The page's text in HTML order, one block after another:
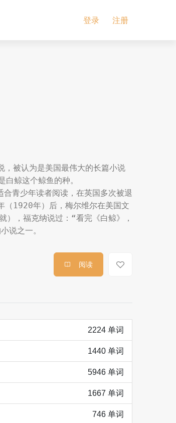
登录 注册
被认为是美国最伟大的长篇小说
鲸这个鲸鱼的种。
青少年读者阅读，在英国多次被退
（1920年）后，梅尔维尔在美国文
，福克纳说过：“看完《白鲸》，
说之一。
阅读
2224 单词
1440 单词
5946 单词
1667 单词
746 单词